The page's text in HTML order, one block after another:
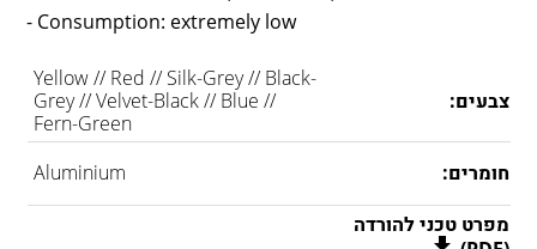
- Consumption: extremely low
צבעים:
Yellow // Red // Silk-Grey // Black-
Grey // Velvet-Black // Blue //
Fern-Green
חומרים:
Aluminium
מפרט טכני להורדה